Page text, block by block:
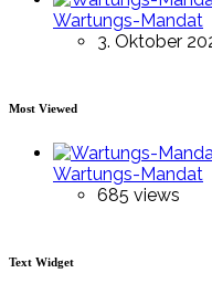
Wartungs-Mandat
3. Oktober
Most Viewed
Wartungs-Mandat
685 views
Text Widget